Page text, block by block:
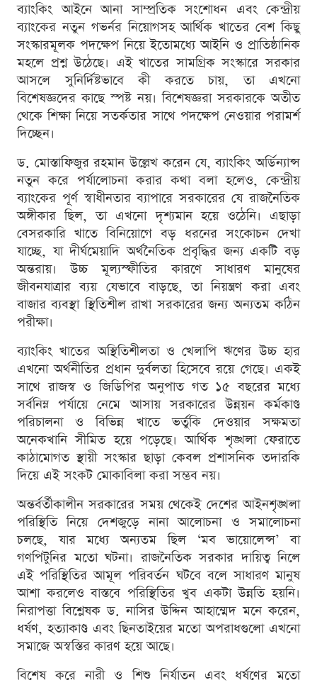
ব্যাংকিং আইনে আনা সাম্প্রতিক সংশোধন এবং কেন্দ্রীয়
ব্যাংকের নতুন গভর্নর নিয়োগসহ আর্থিক খাতের বেশ কিছু
সংস্কারমূলক পদক্ষেপ নিয়ে ইতোমধ্যে আইনি ও প্রাতিষ্ঠানিক
মহলে প্রশ্ন উঠেছে। এই খাতের সামগ্রিক সংস্কারে সরকার
আসলে সুনির্দিষ্টভাবে কী করতে চায়, তা এখনো
বিশেষজ্ঞদের কাছে স্পষ্ট নয়। বিশেষজ্ঞরা সরকারকে অতীত
থেকে শিক্ষা নিয়ে সতর্কতার সাথে পদক্ষেপ নেওয়ার পরামর্শ
দিচ্ছেন।
ড. মোস্তাফিজুর রহমান উল্লেখ করেন যে, ব্যাংকিং অর্ডিন্যান্স
নতুন করে পর্যালোচনা করার কথা বলা হলেও, কেন্দ্রীয়
ব্যাংকের পূর্ণ স্বাধীনতার ব্যাপারে সরকারের যে রাজনৈতিক
অঙ্গীকার ছিল, তা এখনো দৃশ্যমান হয়ে ওঠেনি। এছাড়া
বেসরকারি খাতে বিনিয়োগে বড় ধরনের সংকোচন দেখা
যাচ্ছে, যা দীর্ঘমেয়াদি অর্থনৈতিক প্রবৃদ্ধির জন্য একটি বড়
অন্তরায়। উচ্চ মূল্যস্ফীতির কারণে সাধারণ মানুষের
জীবনযাত্রার ব্যয় যেভাবে বাড়ছে, তা নিয়ন্ত্রণ করা এবং
বাজার ব্যবস্থা স্থিতিশীল রাখা সরকারের জন্য অন্যতম কঠিন
পরীক্ষা।
ব্যাংকিং খাতের অস্থিতিশীলতা ও খেলাপি ঋণের উচ্চ হার
এখনো অর্থনীতির প্রধান দুর্বলতা হিসেবে রয়ে গেছে। একই
সাথে রাজস্ব ও জিডিপির অনুপাত গত ১৫ বছরের মধ্যে
সর্বনিম্ন পর্যায়ে নেমে আসায় সরকারের উন্নয়ন কর্মকাণ্ড
পরিচালনা ও বিভিন্ন খাতে ভর্তুকি দেওয়ার সক্ষমতা
অনেকখানি সীমিত হয়ে পড়েছে। আর্থিক শৃঙ্খলা ফেরাতে
কাঠামোগত স্থায়ী সংস্কার ছাড়া কেবল প্রশাসনিক তদারকি
দিয়ে এই সংকট মোকাবিলা করা সম্ভব নয়।
অন্তর্বর্তীকালীন সরকারের সময় থেকেই দেশের আইনশৃঙ্খলা
পরিস্থিতি নিয়ে দেশজুড়ে নানা আলোচনা ও সমালোচনা
চলছে, যার মধ্যে অন্যতম ছিল ‘মব ভায়োলেন্স’ বা
গণপিটুনির মতো ঘটনা। রাজনৈতিক সরকার দায়িত্ব নিলে
এই পরিস্থিতির আমূল পরিবর্তন ঘটবে বলে সাধারণ মানুষ
আশা করলেও বাস্তবে পরিস্থিতির খুব একটা উন্নতি হয়নি।
নিরাপত্তা বিশ্লেষক ড. নাসির উদ্দিন আহাম্মেদ মনে করেন,
ধর্ষণ, হত্যাকাণ্ড এবং ছিনতাইয়ের মতো অপরাধগুলো এখনো
সমাজে অস্বস্তির কারণ হয়ে আছে।
বিশেষ করে নারী ও শিশু নির্যাতন এবং ধর্ষণের মতো